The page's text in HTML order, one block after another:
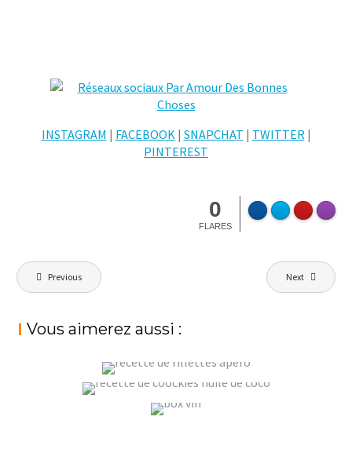
INSTAGRAM | FACEBOOK| SNAPCHAT | TWITTER|
PINTEREST
0
FLARES
Navigation
de
Previous Next
Vous aimerez aussi :
RILLETTES DE THON POUR L’APÉRO, OU